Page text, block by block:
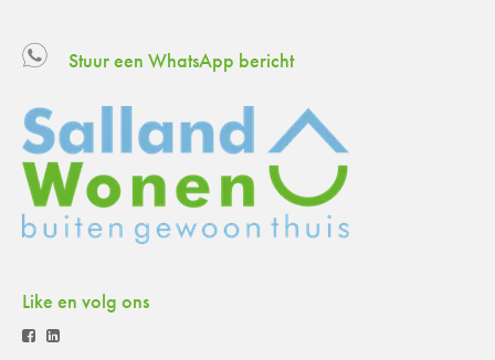
Stuur een WhatsApp bericht
Like en volg ons